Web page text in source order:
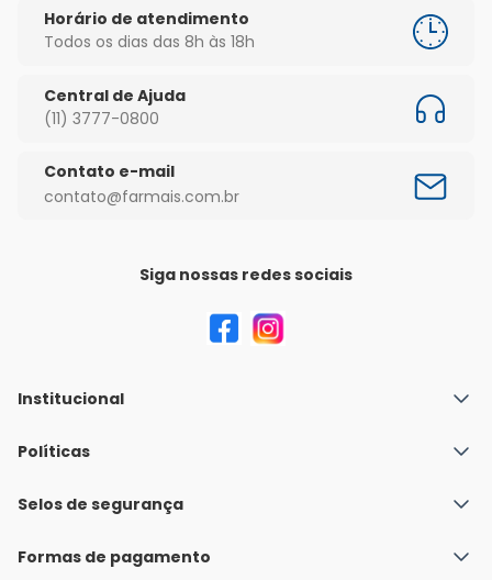
Horário de atendimento
Todos os dias das 8h às 18h
Central de Ajuda
(11) 3777-0800
Contato e-mail
contato@farmais.com.br
Siga nossas redes sociais
Institucional
Quem Somos
Nossas lojas
Políticas
Política de Envio
Políticas de Trocas e Devoluções
Selos de segurança
Formas de pagamento